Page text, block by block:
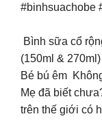
#binhsuachobe
Bình sữa cổ
(150ml & 270ml)
Bé bú êm
Mẹ đã biết
trên thế giới có